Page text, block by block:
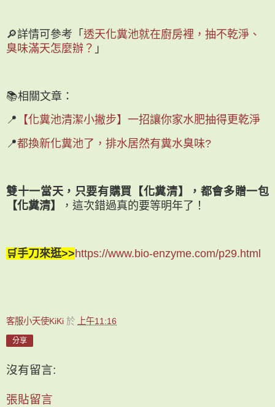
🔎詳情可參考「 透天化糞池就在廚房裡，抽不乾淨、
臭味滿天怎麼辦？ 」
📚相關文章：
📍 【化糞池清潔小撇步】一招讓你家水肥抽得更乾淨
📍都換新化糞池了，排水居然有糞水臭味?
雙十一當天，只要有購買【化糞清】，都會多贈一包
【化糞清】
，這次錯過真的要等明年了！
🛒手刀來逛>>https://www.bio-enzyme.com/p29.html
客服小天使KiKi 於 上午11:16
分享
沒有留言:
張貼留言